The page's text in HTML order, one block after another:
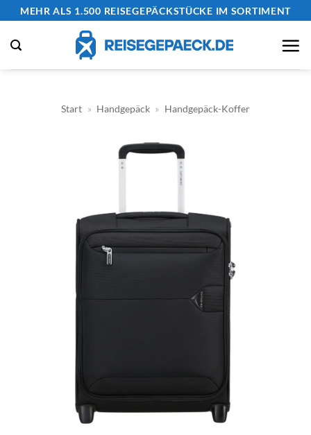
Zum
springen
MEHR ALS 1.500 REISEGEPÄCKSTÜCKE IM SORTIMENT
Start » Handgepäck » Handgepäck-Koffer